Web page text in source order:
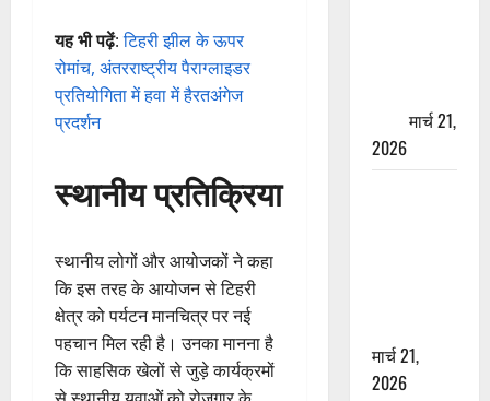
यह भी पढ़ें:टिहरी झील के ऊपर
रोमांच, अंतरराष्ट्रीय पैराग्लाइडर
प्रतियोगिता में हवा में हैरतअंगेज
प्रदर्शन
स्थानीय प्रतिक्रिया
स्थानीय लोगों और आयोजकों ने कहा
कि इस तरह के आयोजन से टिहरी
क्षेत्र को पर्यटन मानचित्र पर नई
पहचान मिल रही है। उनका मानना है
कि साहसिक खेलों से जुड़े कार्यक्रमों
मार्च 21,
2026
मार्च 21,
2026